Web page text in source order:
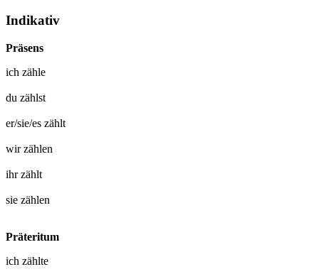
Indikativ
Präsens
ich zähle
du zählst
er/sie/es zählt
wirzählen
ihrzählt
sie zählen
Präteritum
ich zählte